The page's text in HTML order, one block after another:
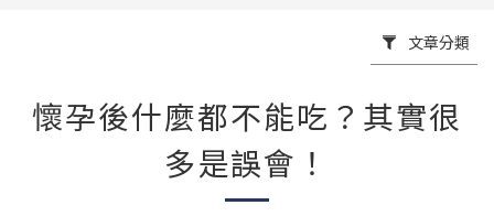
文章分類
懷孕後什麼都不能吃？其實很
多是誤會！